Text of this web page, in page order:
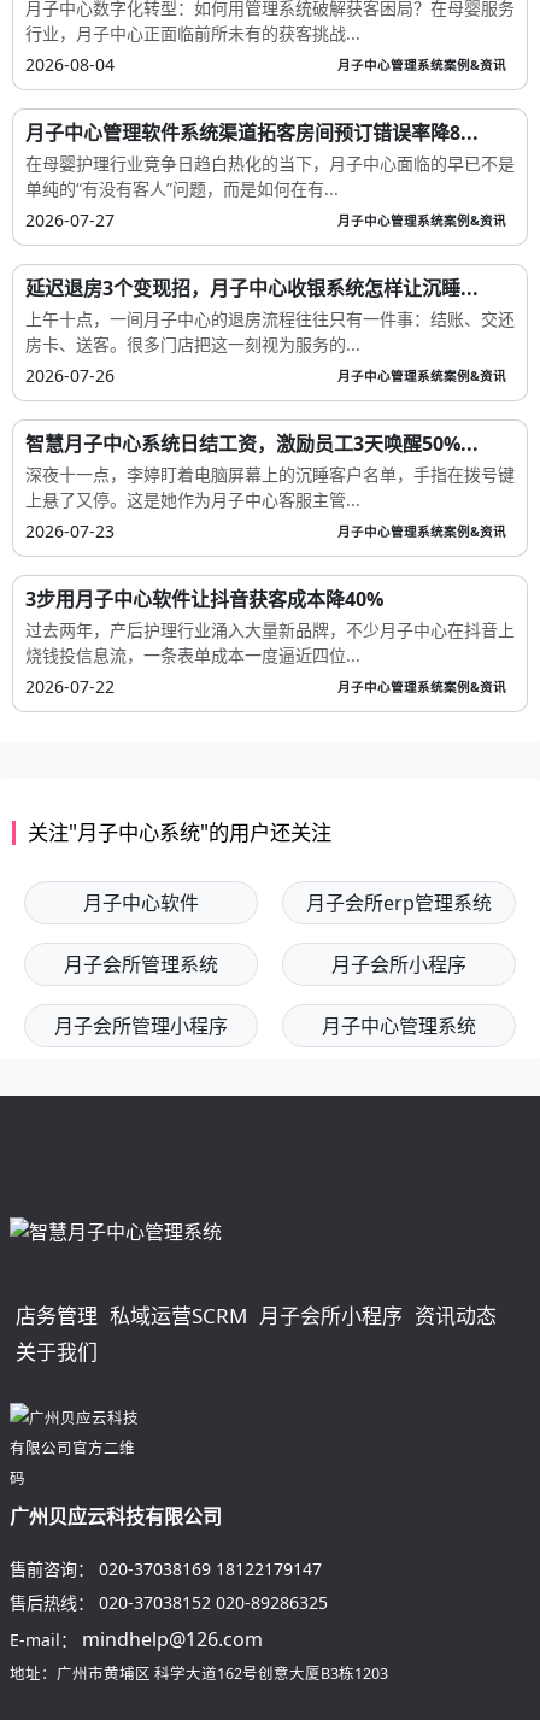
月子中心数字化转型：如何用管理系统破解获客困局？在母婴服务
行业，月子中心正面临前所未有的获客挑战...
2026-08-04
月子中心管理系统案例&资讯
月子中心管理软件系统渠道拓客房间预订错误率降8...
在母婴护理行业竞争日趋白热化的当下，月子中心面临的早已不是
单纯的“有没有客人”问题，而是如何在有...
2026-07-27
月子中心管理系统案例&资讯
延迟退房3个变现招，月子中心收银系统怎样让沉睡...
上午十点，一间月子中心的退房流程往往只有一件事：结账、交还
房卡、送客。很多门店把这一刻视为服务的...
2026-07-26
月子中心管理系统案例&资讯
智慧月子中心系统日结工资，激励员工3天唤醒50%...
深夜十一点，李婷盯着电脑屏幕上的沉睡客户名单，手指在拨号键
上悬了又停。这是她作为月子中心客服主管...
2026-07-23
月子中心管理系统案例&资讯
3步用月子中心软件让抖音获客成本降40%
过去两年，产后护理行业涌入大量新品牌，不少月子中心在抖音上
烧钱投信息流，一条表单成本一度逼近四位...
2026-07-22
月子中心管理系统案例&资讯
关注"月子中心系统"的用户还关注
月子中心软件 月子会所erp管理系统
月子会所管理系统 月子会所小程序
月子会所管理小程序 月子中心管理系统
店务管理 私域运营SCRM 月子会所小程序 资讯动态
关于我们
广州贝应云科技有限公司
售前咨询： 020-37038169 18122179147
售后热线：
020-37038152 020-89286325
E-mail：
mindhelp@126.com
地址：广州市黄埔区 科学大道162号创意大厦B3栋1203